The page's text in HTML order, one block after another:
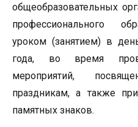
общеобразовательных
профессионального
уроком (занятием) в
года, во время
мероприятий,
праздникам, а также
памятных знаков.